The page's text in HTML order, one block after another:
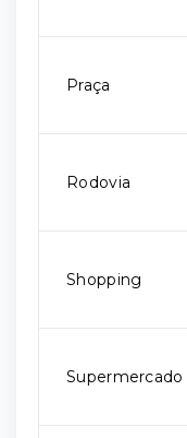
Praça
Rodovia
Shopping
Supermercado